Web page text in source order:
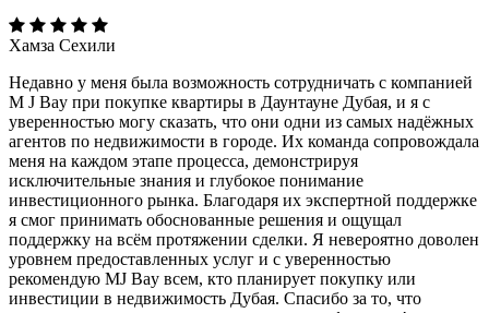
Хамза Сехили
Недавно у меня была возможность сотрудничать с компанией
M J Bay при покупке квартиры в Даунтауне Дубая, и я с
уверенностью могу сказать, что они одни из самых надёжных
агентов по недвижимости в городе. Их команда сопровождала
меня на каждом этапе процесса, демонстрируя
исключительные знания и глубокое понимание
инвестиционного рынка. Благодаря их экспертной поддержке
я смог принимать обоснованные решения и ощущал
поддержку на всём протяжении сделки. Я невероятно доволен
уровнем предоставленных услуг и с уверенностью
рекомендую MJ Bay всем, кто планирует покупку или
инвестиции в недвижимость Дубая. Спасибо за то, что